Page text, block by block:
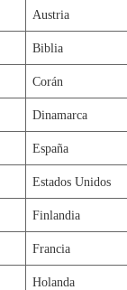
Austria
Biblia
Corán
Dinamarca
España
Estados Unidos
Finlandia
Francia
Holanda